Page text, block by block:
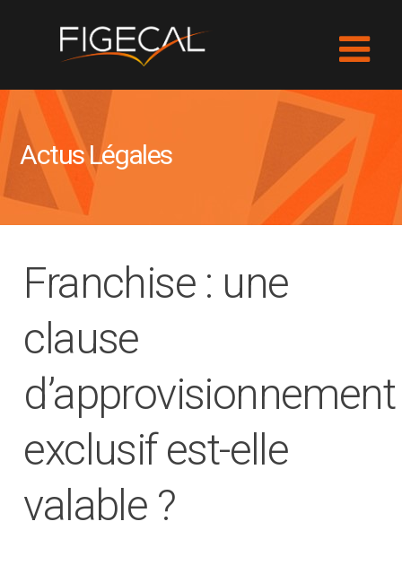
Actus Légales
Franchise : une
clause
d’approvisionnement
exclusif est-elle
valable ?